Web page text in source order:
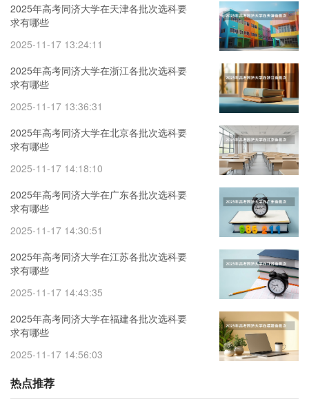
2025年高考同济大学在天津各批次选科要
求有哪些
2025-11-17 13:24:11
2025年高考同济大学在浙江各批次选科要
求有哪些
2025-11-17 13:36:31
2025年高考同济大学在北京各批次选科要
求有哪些
2025-11-17 14:18:10
2025年高考同济大学在广东各批次选科要
求有哪些
2025-11-17 14:30:51
2025年高考同济大学在江苏各批次选科要
求有哪些
2025-11-17 14:43:35
2025年高考同济大学在福建各批次选科要
求有哪些
2025-11-17 14:56:03
热点推荐